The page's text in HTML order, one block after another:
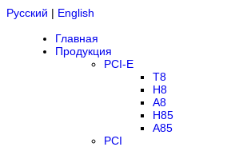
Русский | English
Главная
Продукция
PCI-E
T8
H8
A8
H85
A85
PCI